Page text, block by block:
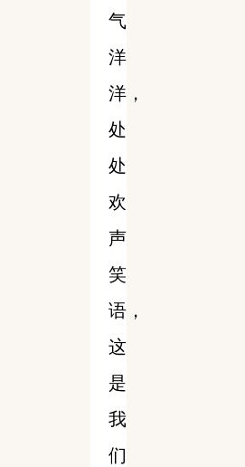
气
洋
洋，
处
处
欢
声
笑
语，
这
是
我
们